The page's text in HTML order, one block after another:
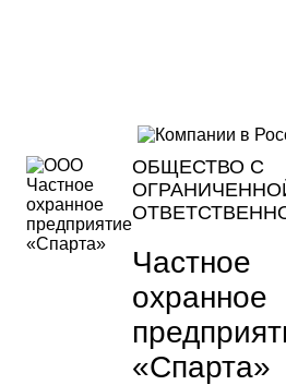
ОБЩЕСТВО С
Частное
охранное
«Спарта»